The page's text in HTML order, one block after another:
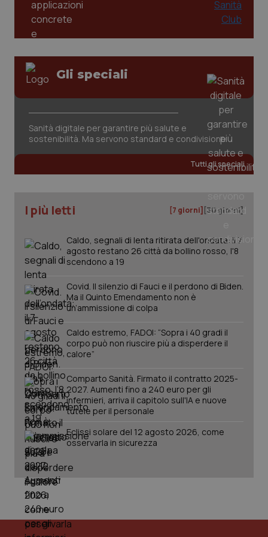
Gli speciali
Sanità digitale per garantire più salute e
sostenibilità. Ma servono standard e condivisione
Tutti gli speciali
I più letti [7 giorni] [30 giorni]
Caldo, segnali di lenta ritirata dell'ondata: il 7
agosto restano 26 città da bollino rosso, l'8
scendono a 19
Covid. Il silenzio di Fauci e il perdono di Biden.
Ma il Quinto Emendamento non è
un’ammissione di colpa
Caldo estremo, FADOI: “Sopra i 40 gradi il
corpo può non riuscire più a disperdere il
calore”
Comparto Sanità. Firmato il contratto 2025-
2027. Aumenti fino a 240 euro per gli
infermieri, arriva il capitolo sull'IA e nuove
tutele per il personale
Eclissi solare del 12 agosto 2026, come
osservarla in sicurezza
CookieScriptConsent
CookieScript
www.quotidianosanita.it
5
tracking-sites-ironfish-
tracking-enable
www.quotidianosanita.it
tracking-sites-ironfish-
session-id
_ga
Google LLC
.quotidianosanita.it